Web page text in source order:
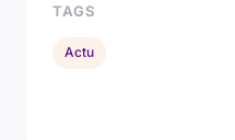
TAGS
Actu